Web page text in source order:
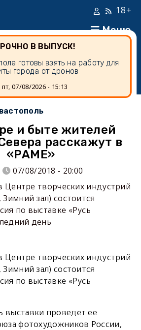
Меню
18+
В ВЫПУСК!
готовы взять на работу для
города от дронов
пт, 07/08/2026 - 15:13
и быте жителей
расскажут в
«РАМЕ»
07/08/2018 - 20:00
Центре творческих индустрий
зал) состоится
по выставке «Русь
день
Центре творческих индустрий
зал) состоится
по выставке «Русь
выставки проведет ее
фотохудожников России,